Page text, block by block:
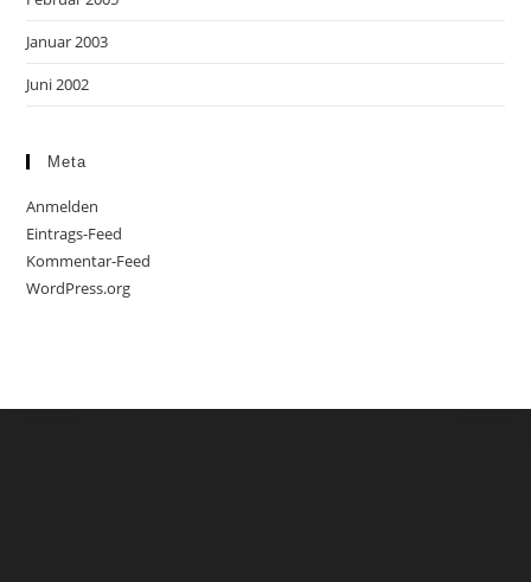
Januar 2003
Juni 2002
Meta
Anmelden
Eintrags-Feed
Kommentar-Feed
WordPress.org